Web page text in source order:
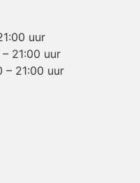
uur
21:00 uur
– 21:00 uur